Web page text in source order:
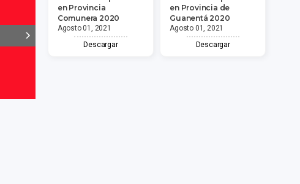
en Provincia
Comunera 2020
Agosto 01, 2021
Descargar
en Provincia de
Guanentá 2020
Agosto 01, 2021
Descargar